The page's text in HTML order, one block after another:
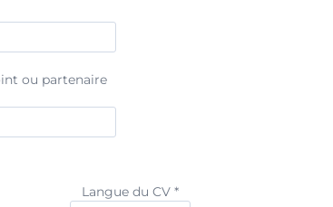
ou partenaire
Langue du CV *